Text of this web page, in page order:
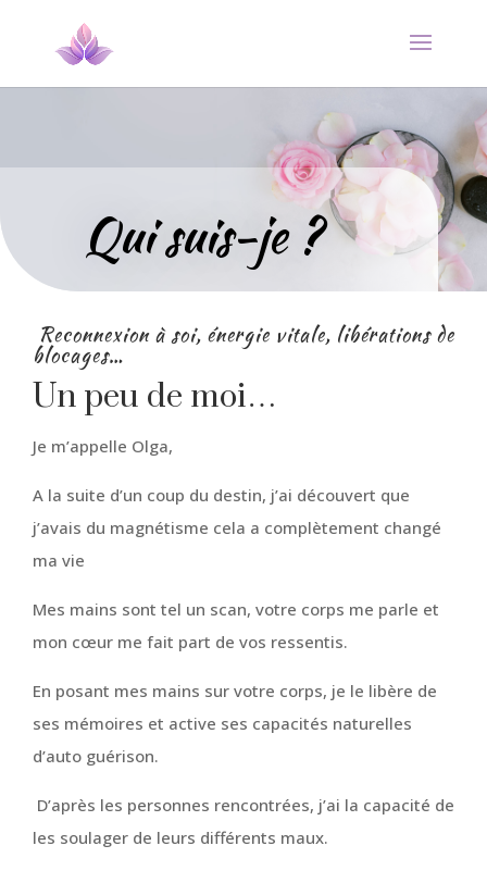
Qui suis-je ?
Reconnexion à soi, énergie vitale, libérations de
blocages…
Un peu de moi…
Je m’appelle Olga,
A la suite d’un coup du destin, j’ai découvert que
j’avais du magnétisme cela a complètement changé
ma vie
Mes mains sont tel un scan, votre corps me parle et
mon cœur me fait part de vos ressentis.
En posant mes mains sur votre corps, je le libère de
ses mémoires et active ses capacités naturelles
d’auto guérison.
D’après les personnes rencontrées, j’ai la capacité de
les soulager de leurs différents maux.